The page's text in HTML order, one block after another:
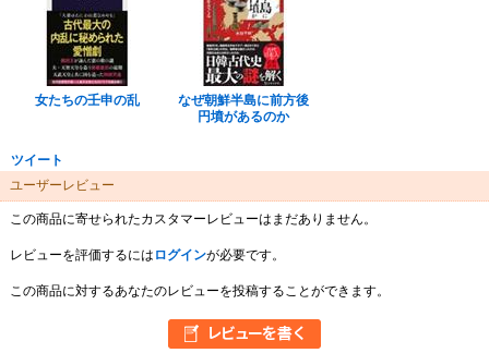
女たちの壬申の乱
なぜ朝鮮半島に前方後
円墳があるのか
ツイート
ユーザーレビュー
この商品に寄せられたカスタマーレビューはまだありません。
レビューを評価するには ログインが必要です。
この商品に対するあなたのレビューを投稿することができます。